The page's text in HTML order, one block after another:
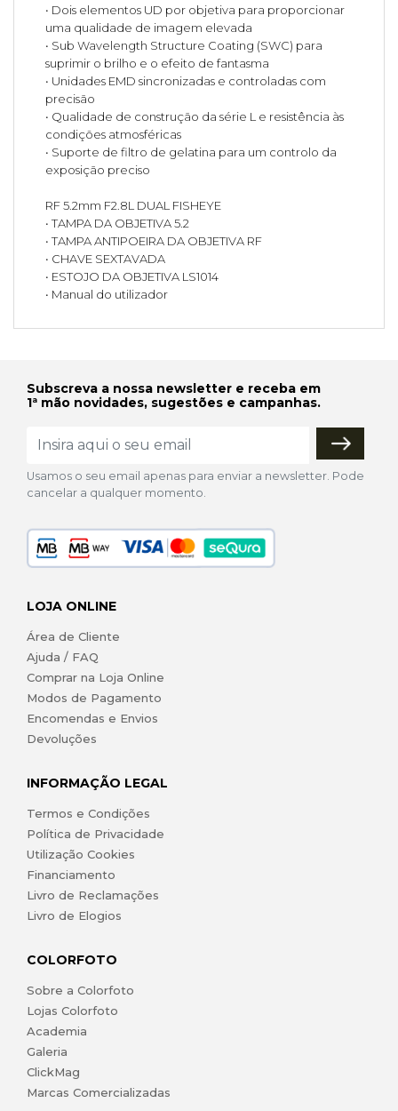
• Dois elementos UD por objetiva para proporcionar
uma qualidade de imagem elevada
• Sub Wavelength Structure Coating (SWC) para
suprimir o brilho e o efeito de fantasma
• Unidades EMD sincronizadas e controladas com
precisão
• Qualidade de construção da série L e resistência às
condições atmosféricas
• Suporte de filtro de gelatina para um controlo da
exposição preciso
RF 5.2mm F2.8L DUAL FISHEYE
• TAMPA DA OBJETIVA 5.2
• TAMPA ANTIPOEIRA DA OBJETIVA RF
• CHAVE SEXTAVADA
• ESTOJO DA OBJETIVA LS1014
• Manual do utilizador
Subscreva a nossa newsletter e receba em
1ª mão novidades, sugestões e campanhas.
Usamos o seu email apenas para enviar a newsletter. Pode
cancelar a qualquer momento.
LOJA ONLINE
Área de Cliente
Ajuda / FAQ
Comprar na Loja Online
Modos de Pagamento
Encomendas e Envios
Devoluções
INFORMAÇÃO LEGAL
Termos e Condições
Política de Privacidade
Utilização Cookies
Financiamento
Livro de Reclamações
Livro de Elogios
COLORFOTO
Sobre a Colorfoto
Lojas Colorfoto
Academia
Galeria
ClickMag
Marcas Comercializadas